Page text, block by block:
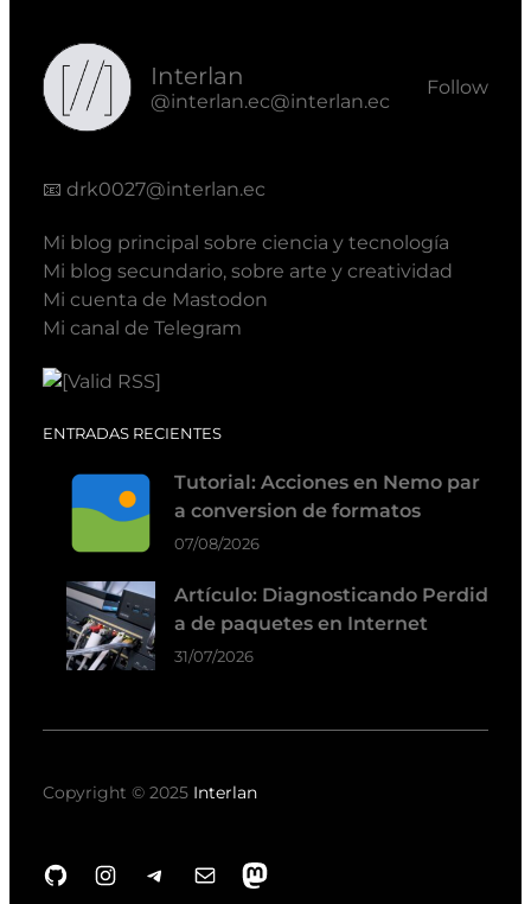
Interlan
@interlan.ec@interlan.ec
Follow
📧 drk0027@interlan.ec
Mi blog principal sobre ciencia y tecnología
Mi blog secundario, sobre arte y creatividad
Mi cuenta de Mastodon
Mi canal de Telegram
ENTRADAS RECIENTES
Tutorial: Acciones en Nemo par
a conversion de formatos
07/08/2026
Artículo: Diagnosticando Perdid
a de paquetes en Internet
31/07/2026
Copyright © 2025 Interlan
GitHub Instagram Telegram Correo electrónico Mastodon